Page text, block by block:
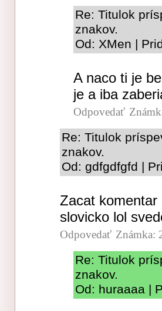
Re: Titulok
znakov.
Od: XMen |
A naco ti je
je a iba
Odpovedať
Re: Titulok
znakov.
Od: gdfgdfgfd |
Zacat komentar
slovicko lol
Odpovedať Známka:
Re: Titulok
znakov.
Od: huraaaa |